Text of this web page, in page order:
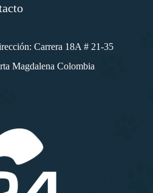
Carrera 18A # 21-35
Magdalena Colombia